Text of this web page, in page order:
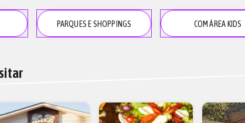
PARQUES ESHOPPINGS COM ÁREA KIDS